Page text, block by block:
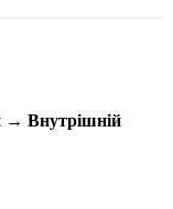
→ Внутрішній